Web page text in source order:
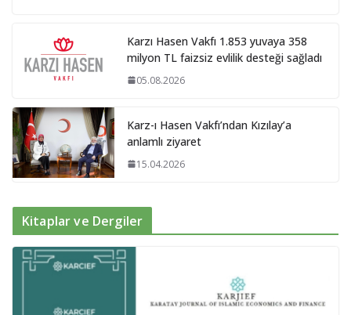
Karzı Hasen Vakfı 1.853 yuvaya 358
milyon TL faizsiz evlilik desteği sağladı
05.08.2026
Karz-ı Hasen Vakfı’ndan Kızılay’a
anlamlı ziyaret
15.04.2026
Kitaplar ve Dergiler